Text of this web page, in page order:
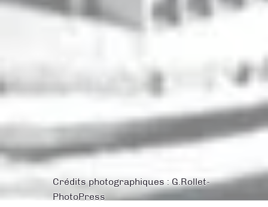
Crédits photographiques : G.Rollet-
PhotoPress